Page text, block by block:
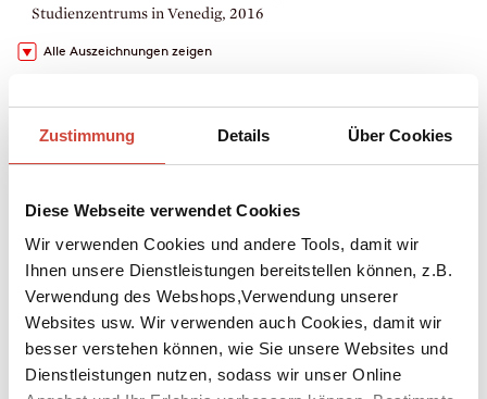
Zustimmung Details Über Cookies
Diese Webseite verwendet Cookies
Wir verwenden Cookies und andere Tools, damit wir
Ihnen unsere Dienstleistungen bereitstellen können, z.B.
Verwendung des Webshops,Verwendung unserer
Websites usw. Wir verwenden auch Cookies, damit wir
besser verstehen können, wie Sie unsere Websites und
Dienstleistungen nutzen, sodass wir unser Online
Studienzentrums in Venedig, 2016
Alle Auszeichnungen zeigen
Poschenrieder – einer der besten deutschen Schriftsteller zurzeit.«
Kristian Thees / SWR, Baden-Baden
Links